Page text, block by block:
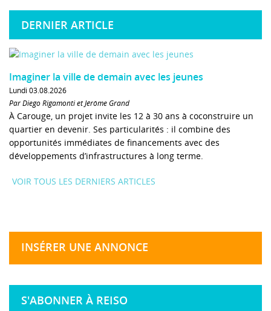
DERNIER ARTICLE
Imaginer la ville de demain avec les jeunes
Lundi 03.08.2026
Par Diego Rigamonti et Jérôme Grand
À Carouge, un projet invite les 12 à 30 ans à coconstruire un
quartier en devenir. Ses particularités : il combine des
opportunités immédiates de financements avec des
développements d’infrastructures à long terme.
VOIR TOUS LES DERNIERS ARTICLES
INSÉRER UNE ANNONCE
S'ABONNER À REISO